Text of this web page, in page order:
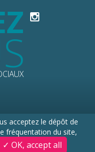
Plan du site
acceptez le dépôt de
fréquentation du site,
✓ OK, accept all